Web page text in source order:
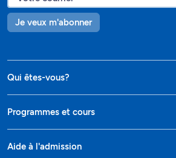
Je veux m'abonner
Qui êtes-vous?
Programmes et cours
Aide à l'admission